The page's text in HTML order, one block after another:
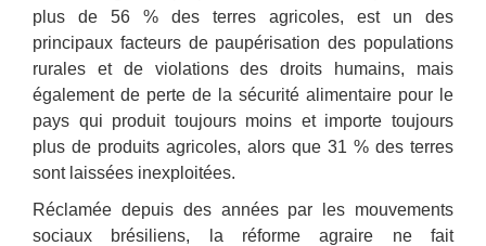
plus de 56 % des terres agricoles, est un des
principaux facteurs de paupérisation des populations
rurales et de violations des droits humains, mais
également de perte de la sécurité alimentaire pour le
pays qui produit toujours moins et importe toujours
plus de produits agricoles, alors que 31 % des terres
sont laissées inexploitées.
Réclamée depuis des années par les mouvements
sociaux brésiliens, la réforme agraire ne fait